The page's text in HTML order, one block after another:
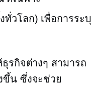
ทั่วโลก) เพื่อการระบุ
รกิจต่างๆ สามารถ
น ซึ่งจะช่วย